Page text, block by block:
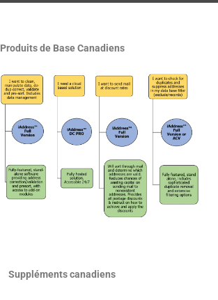
Produits de Base Canadiens
Suppléments canadiens